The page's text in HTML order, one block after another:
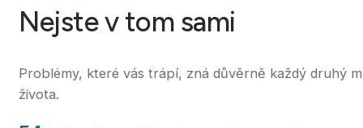
Nejste v tom sami
Problémy, které vás trápí, zná důvěrně každý druhý
života.